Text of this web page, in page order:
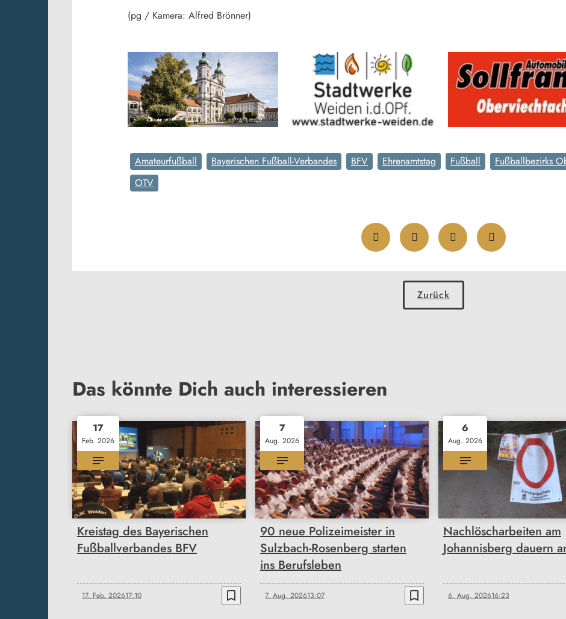
(pg / Kamera: Alfred Brönner)
Amateurfußball Bayerischen Fußball-Verbandes BFV Ehrenamtstag Fußball Fußballbezirks
OTV
Zurück
Das könnte Dich auch interessieren
17
Feb. 2026
Kreistag des Bayerischen
Fußballverbandes BFV
17. Feb. 202617:10 bookmark_border
7
Aug. 2026
90 neue Polizeimeister in
Sulzbach-Rosenberg starten
ins Berufsleben
7. Aug. 202613:07 bookmark_border
6
Aug. 2026
Nachlöscharbeiten am
Johannisberg dauern
6. Aug. 202616:23